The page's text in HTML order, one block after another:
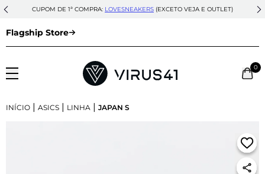
CUPOM DE 1ª COMPRA: LOVESNEAKERS (EXCETO VEJA E OUTLET)
Flagship Store
0
INÍCIO | ASICS | LINHA | JAPAN S